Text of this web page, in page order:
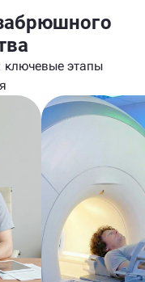
ключевые этапы